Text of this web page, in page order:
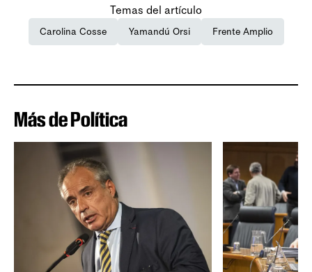
Temas del artículo
Carolina Cosse Yamandú Orsi Frente Amplio
Más de Política